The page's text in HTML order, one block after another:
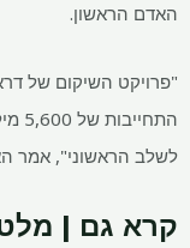
האדם הראשון.
"פרויקט השיקום של
התחייבות של 5,600 מיליון כבר בוצעה ובערך
לשלב הראשוני", אמר
קרא גם |